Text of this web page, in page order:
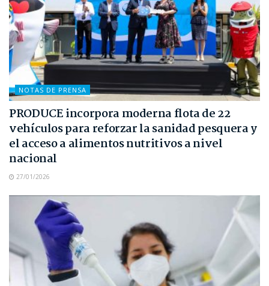
NOTAS DE PRENSA
PRODUCE incorpora moderna flota de 22
vehículos para reforzar la sanidad pesquera y
el acceso a alimentos nutritivos a nivel
nacional
27/01/2026